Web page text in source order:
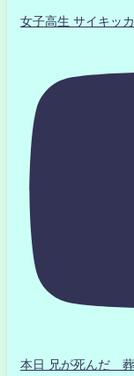
女子高生 サイキッ
本日 兄が死んだ